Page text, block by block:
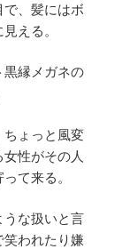
、髪にはボ
える。
黒縁メガネの
ちょっと風変
性がその人
て来る。
うな扱いと言
笑われたり嫌